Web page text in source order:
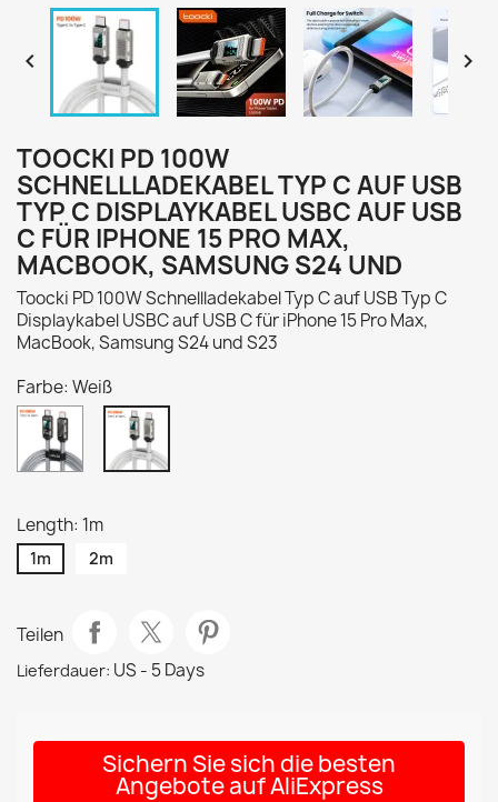
 
TOOCKI PD 100W
SCHNELLLADEKABEL TYP C AUF USB
TYP C DISPLAYKABEL USBC AUF USB
C FÜR IPHONE 15 PRO MAX,
MACBOOK, SAMSUNG S24 UND
Toocki PD 100W Schnellladekabel Typ C auf USB Typ C
Displaykabel USBC auf USB C für iPhone 15 Pro Max,
MacBook, Samsung S24 und S23
Farbe: Weiß
Schwarz
Length: 1m
1m 2m
Teilen
Lieferdauer: US - 5 Days
Sichern Sie sich die besten
Angebote auf AliExpress